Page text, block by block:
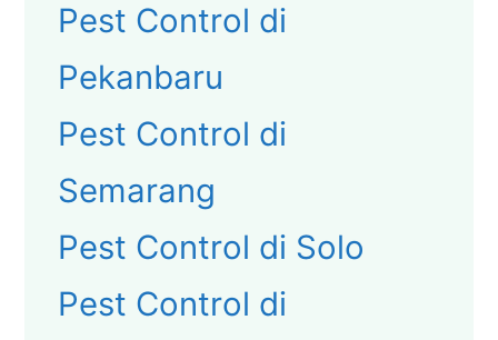
Pest Control di
Pekanbaru
Pest Control di
Semarang
Pest Control di Solo
Pest Control di